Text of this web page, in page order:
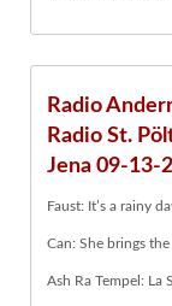
Radio
Radio St.
Jena 09-13-
Faust: It’s a rainy
Can: She brings the
Ash Ra Tempel: La